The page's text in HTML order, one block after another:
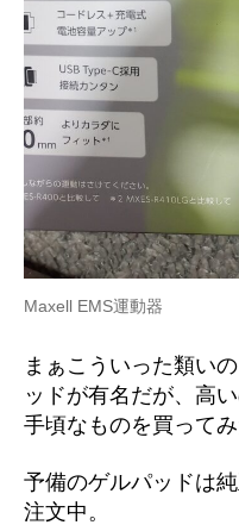
Maxell EMS運動器
まぁこういった類い
ッドが有名だが、高
手頃なものを買ってみ
予備のゲルパッドは
注文中。